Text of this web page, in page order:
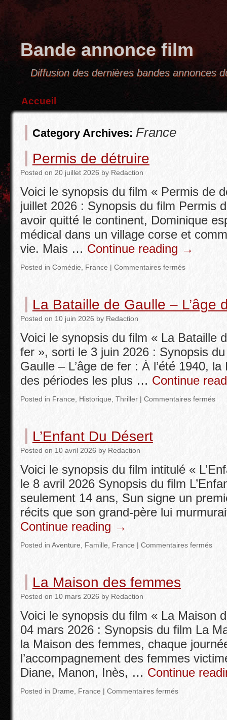
Bande annonce film
Diffusion des dernières bandes annonces
Accueil
Category Archives: France
Permis de détruire
Posted on 20 juillet 2026 by Redaction
Voici le synopsis du film « Permis de
juillet 2026 : Synopsis du film Permis
avoir quitté le continent, Dominique
médical dans un village corse et
vie. Mais … Continue reading →
Posted in Comédie France | Commentaires fermés
La Bataille de Gaulle – L’âge
Posted on 10 juin 2026 by Redaction
Voici le synopsis du film « La Bataille
fer », sorti le 3 juin 2026 : Synopsis
Gaulle – L’âge de fer : À l’été 1940,
des périodes les plus … Continue
Posted in France Historique Thriller | Commentaires fermés
L’Enfant Du Désert
Posted on 10 avril 2026 by Redaction
Voici le synopsis du film intitulé «
le 8 avril 2026 Synopsis du film
seulement 14 ans, Sun signe un
récits que son grand-père lui
Continue reading →
Posted in Aventure Famille France | Commentaires fermés
La Maison des femmes
Posted on 10 mars 2026 by Redaction
Voici le synopsis du film « La Maison
04 mars 2026 : Synopsis du film La
la Maison des femmes, chaque
l’accompagnement des femmes
Diane, Manon, Inès, … Continue
Posted in Drame France | Commentaires fermés